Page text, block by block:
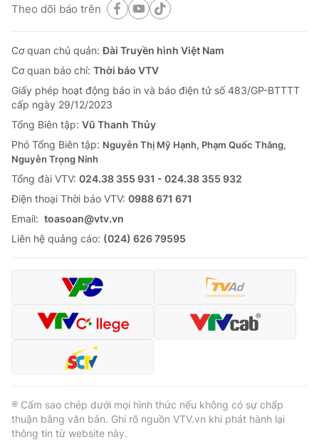
Video Shorts video
VTV Money VTV Thể thao
VTV Sức khoẻ Bất động sản
Thị trường 24h
VTV4 Vươn mình bằng AI
VTV9
Theo dõi báo trên
Theo dõi báo trên
Cơ quan chủ quản:Đài Truyền hình Việt Nam
Cơ quan báo chí: Thời báo VTV
Giấy phép hoạt động báo in và báo điện tử số 483/GP-BTTTT
cấp ngày 29/12/2023
Tổng Biên tập: Vũ Thanh Thủy
Phó Tổng Biên tập: Nguyễn Thị Mỹ Hạnh, Phạm Quốc Thắng,
Nguyễn Trọng Ninh
Tổng đài VTV: 024.38 355 931 - 024.38 355 932
Ðiện thoại Thời báo VTV: 0988 671 671
Email: toasoan@vtv.vn
Liên hệ quảng cáo: (024) 626 79595
® Cấm sao chép dưới mọi hình thức nếu không có sự chấp
thuận bằng văn bản. Ghi rõ nguồn VTV.vn khi phát hành lại
thông tin từ website này.